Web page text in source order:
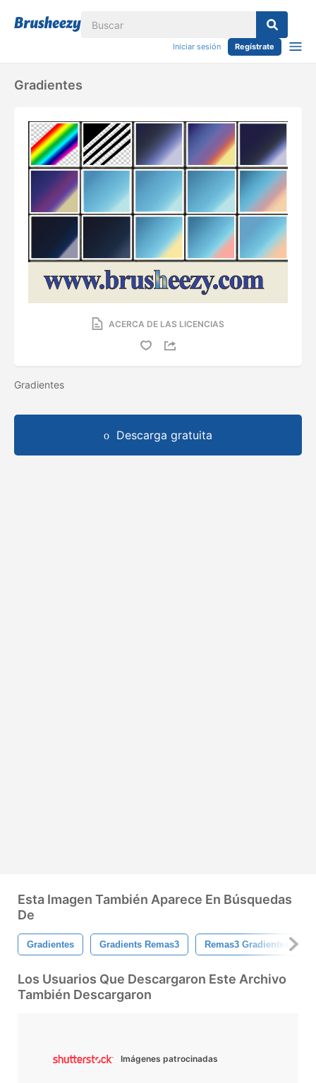
Iniciar sesión Regístrate
Gradientes
ACERCA DE LAS LICENCIAS
Gradientes
Descarga gratuita
Esta Imagen También Aparece En Búsquedas
De
Gradientes Gradients Remas3 Remas3 Gradientes
Los Usuarios Que Descargaron Este Archivo
También Descargaron
Imágenes patrocinadas